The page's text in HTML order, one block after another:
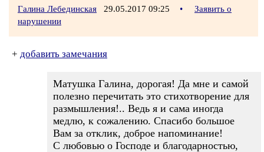
Галина Лебединская 29.05.2017 09:25 •
Заявить о
нарушении
+ добавить замечания
Матушка Галина, дорогая! Да мне и самой
полезно перечитать это стихотворение для
размышления!.. Ведь я и сама иногда
медлю, к сожалению. Спасибо большое
Вам за отклик, доброе напоминание!
С любовью о Господе и благодарностью,